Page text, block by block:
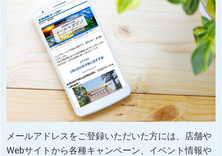
メールアドレスをご登録いただいた方には、店舗や
Webサイトから各種キャンペーン、イベント情報や